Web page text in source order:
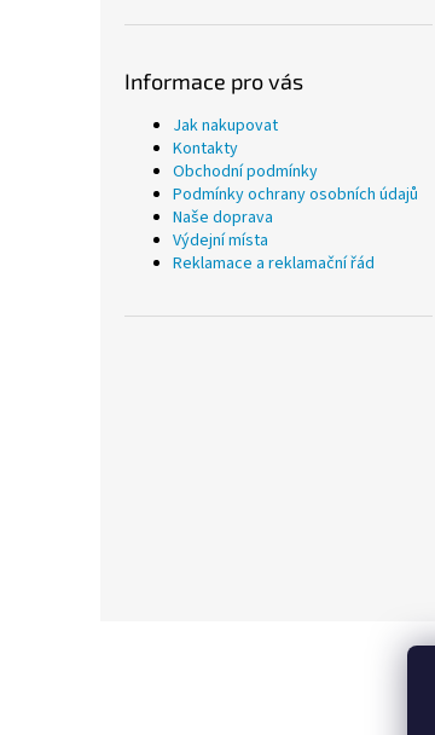
Informace pro vás
Jak nakupovat
Kontakty
Obchodní podmínky
Podmínky ochrany osobních údajů
Naše doprava
Výdejní místa
Reklamace a reklamační řád